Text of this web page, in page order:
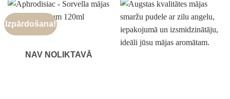
Izpārdošana!
NAV NOLIKTAVĀ